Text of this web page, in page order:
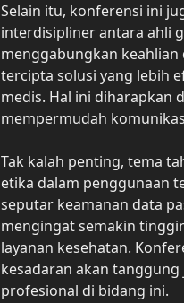
Selain itu, konferensi ini
interdisipliner antara ahli
menggabungkan
tercipta solusi yang lebih
medis. Hal ini diharapkan
mempermudah
Tak kalah penting, tema
etika dalam penggunaan
seputar keamanan data
mengingat semakin
layanan kesehatan.
kesadaran akan
profesional di bidang ini.